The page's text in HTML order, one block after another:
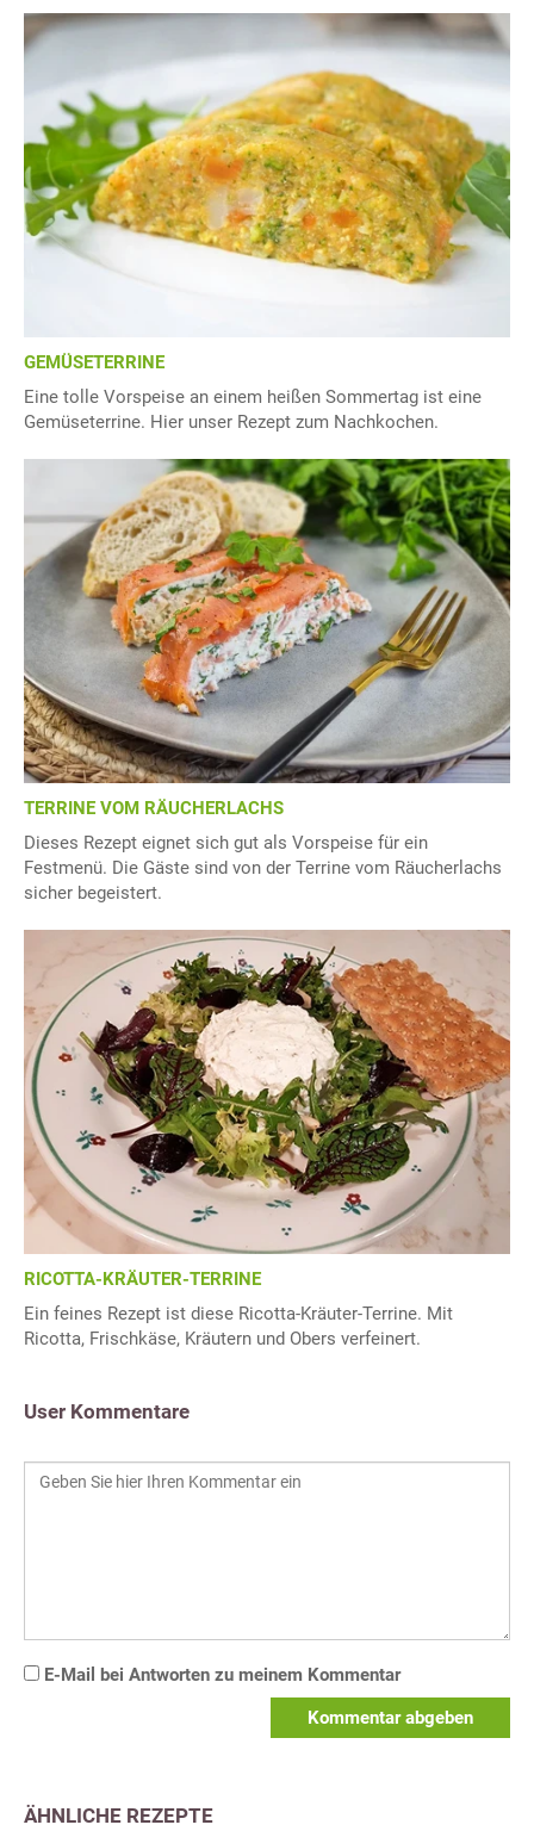
GEMÜSETERRINE
Eine tolle Vorspeise an einem heißen Sommertag ist eine
Gemüseterrine. Hier unser Rezept zum Nachkochen.
TERRINE VOM RÄUCHERLACHS
Dieses Rezept eignet sich gut als Vorspeise für ein
Festmenü. Die Gäste sind von der Terrine vom Räucherlachs
sicher begeistert.
RICOTTA-KRÄUTER-TERRINE
Ein feines Rezept ist diese Ricotta-Kräuter-Terrine. Mit
Ricotta, Frischkäse, Kräutern und Obers verfeinert.
User Kommentare
E-Mail bei Antworten zu meinem Kommentar
Kommentar abgeben
ÄHNLICHE REZEPTE